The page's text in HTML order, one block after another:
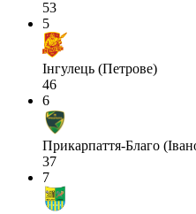
53
5
Інгулець (Петрове)
46
6
Прикарпаття-Благо
37
7